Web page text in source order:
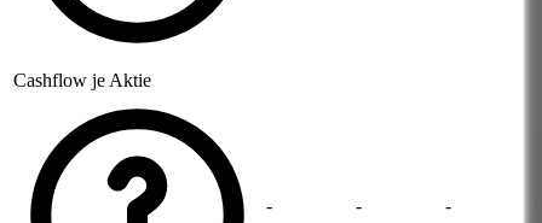
Cashflow je Aktie
- - -